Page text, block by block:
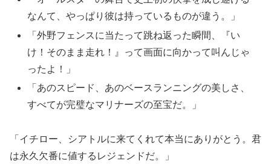
なんて、やっぱり彼は持っているものが違う。」
「外野フェンスに当たって跳ね返った瞬間、『い
け！そのまま走れ！』って画面に向かって叫んじゃ
ったよ！」
「あのスピード、あのベースランニングの美しさ、
すべてが完璧なマリナーズの至宝だ。」
「イチロー、シアトルに来てくれて本当にありがとう。君
は永久欠番に値するレジェンドだ。」